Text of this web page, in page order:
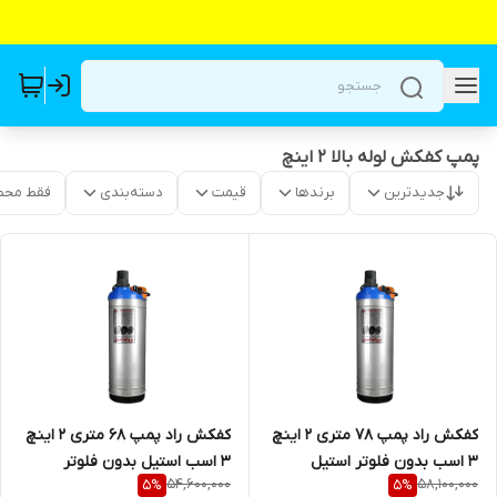
پمپ کفکش لوله بالا ۲ اینچ
جدیدترین برندها قیمت دسته‌بندی فقط
کفکش راد پمپ ۷۸ متری ۲ اینچ
3 اسب بدون فلوتر استیل
دوجداره لوله بالا
58,100,000
5%
کفکش راد پمپ ۶۸ متری ۲ اینچ
3 اسب استیل بدون فلوتر
دوجداره لوله بالا
54,600,000
5%